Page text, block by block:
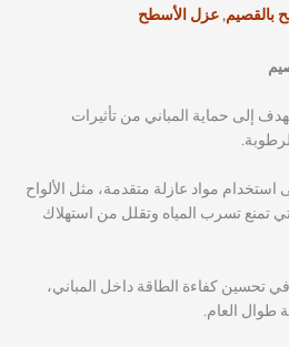
,عزل الأسطح
إلى حماية المباني من تأثيرات
استخدام مواد عازلة متقدمة، مثل الألواح
تمنع تسرب المياه وتقلل من استهلاك
تحسين كفاءة الطاقة داخل المباني،
طوال العام.